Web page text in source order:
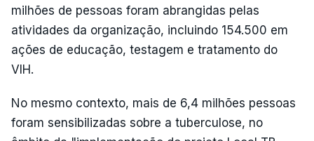
milhões de pessoas foram abrangidas pelas
atividades da organização, incluindo 154.500 em
ações de educação, testagem e tratamento do
VIH.
No mesmo contexto, mais de 6,4 milhões pessoas
foram sensibilizadas sobre a tuberculose, no